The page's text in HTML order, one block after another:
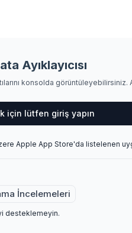
Ayıklayıcısı
konsolda
için lütfen giriş yapın
Apple App Store'da listelenen
İncelemeleri
desteklemeyin.